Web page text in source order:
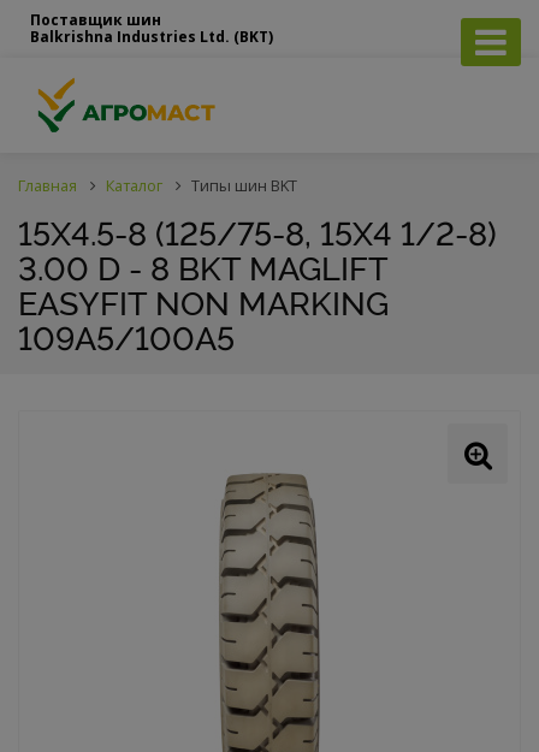
Поставщик шин
Balkrishna Industries Ltd. (BKT)
Главная Каталог Типы шин BKT
15X4.5-8 (125/75-8, 15X4 1/2-8)
3.00 D - 8 BKT MAGLIFT
EASYFIT NON MARKING
109A5/100A5